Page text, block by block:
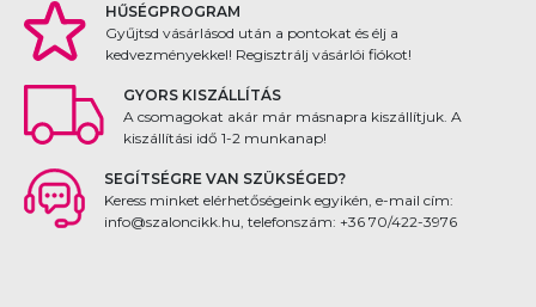
HŰSÉGPROGRAM
Gyűjtsd vásárlásod után a pontokat és élj a
kedvezményekkel! Regisztrálj vásárlói fiókot!
GYORS KISZÁLLÍTÁS
A csomagokat akár már másnapra kiszállítjuk. A
kiszállítási idő 1-2 munkanap!
SEGÍTSÉGRE VAN SZÜKSÉGED?
Keress minket elérhetőségeink egyikén, e-mail cím:
info@szaloncikk.hu, telefonszám: +36 70/422-3976